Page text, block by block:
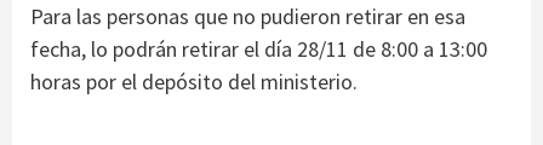
Para las personas que no pudieron retirar en esa
fecha, lo podrán retirar el día 28/11 de 8:00 a 13:00
horas por el depósito del ministerio.